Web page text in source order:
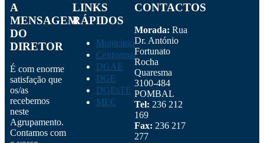
A
MENSAGEM
DO
DIRETOR
É com enorme
satisfação que
os/as
recebemos
neste
Agrupamento.
Contamos com
LINKS
RÁPIDOS
Município
Cenformaz
DGAE
DGE
DGEsTE
MEC
CONTACTOS
Morada: Rua
Dr. António
Fortunato
Rocha
Quaresma
3100-484
POMBAL
Tel: 236 212
169
Fax: 236 217
277